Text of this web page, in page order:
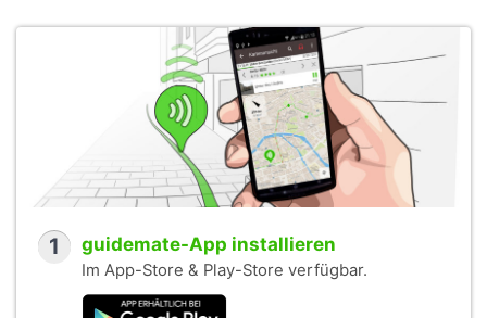
1 guidemate-App installieren
Im App-Store & Play-Store verfügbar.